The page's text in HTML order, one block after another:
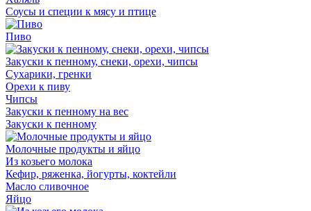
Соусы и специи к мясу и птице
Пиво
Закуски к пенному, снеки, орехи, чипсы
Сухарики, гренки
Орехи к пиву
Чипсы
Закуски к пенному на вес
Закуски к пенному
Молочные продукты и яйцо
Из козьего молока
Кефир, ряженка, йогурты, коктейли
Масло сливочное
Яйцо